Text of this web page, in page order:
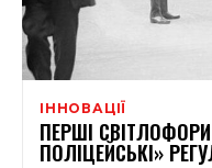
ІННОВАЦІЇ
ПЕРШІ
ПОЛІЦЕЙСЬКІ»